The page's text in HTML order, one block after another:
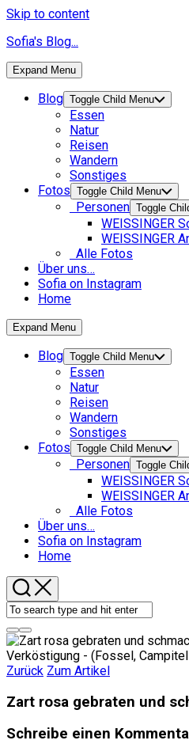
Skip to content
Sofia's Blog...
Expand Menu
Blog Toggle Child Menu
Essen
Natur
Reisen
Wandern
Sonstiges
Fotos Toggle Child Menu
Personen Toggle
WEISSINGER
WEISSINGER
Alle Fotos
Über uns…
Sofia on Instagram
Home
Expand Menu
Blog Toggle Child Menu
Essen
Natur
Reisen
Wandern
Sonstiges
Fotos Toggle Child Menu
Personen Toggle
WEISSINGER
WEISSINGER
Alle Fotos
Über uns…
Sofia on Instagram
Home
Zurück Zum Artikel
Zart rosa gebraten und
Schreibe einen